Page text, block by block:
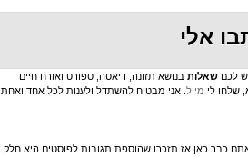
אלי
לכם שאלות בנושא תזונה, דיאטה, ספורט ואורח חיים
שלחו לי מייל . אני מבטיח להשתדל ולענות לכל אחד ואחת.
כבר כאן אז תזכרו שהוספת תגובות לפוסטים היא חלק